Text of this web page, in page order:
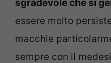
sgradevole che si
essere molto
macchie
sempre con il